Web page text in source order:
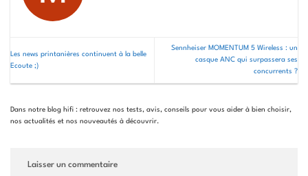
Les news printanières continuent à la belle
Ecoute ;)
Sennheiser MOMENTUM 5 Wireless : un
casque ANC qui surpassera ses
concurrents ?
Dans notre blog hifi : retrouvez nos tests, avis, conseils pour vous aider à bien choisir,
nos actualités et nos nouveautés à découvrir.
Laisser un commentaire